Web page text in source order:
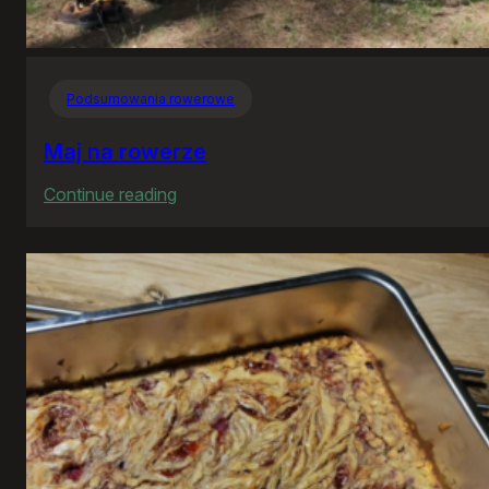
Podsumowania rowerowe
Maj na rowerze
Continue reading
na
rowerze